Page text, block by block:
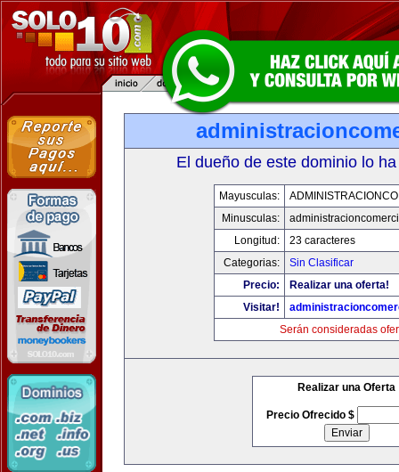
El dueño de este dominio lo
Mayusculas:
Minusculas:
Longitud:
23 caracteres
Categorias:
Sin Clasificar
Precio:
Realizar una oferta!
Visitar!
Serán consideradas
Realizar una Oferta
Precio Ofrecido $